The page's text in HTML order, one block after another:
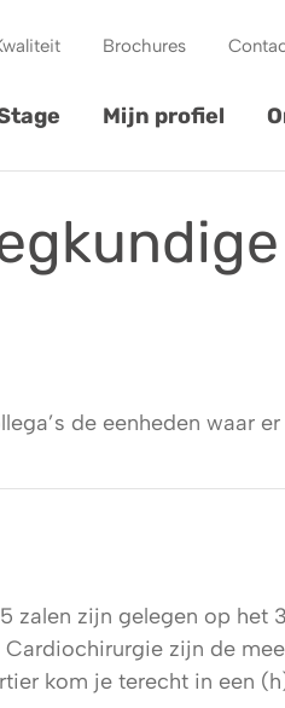
Brochures
Mijn profiel
de eenheden waar
zalen zijn gelegen op het
zijn de
kom je terecht in een